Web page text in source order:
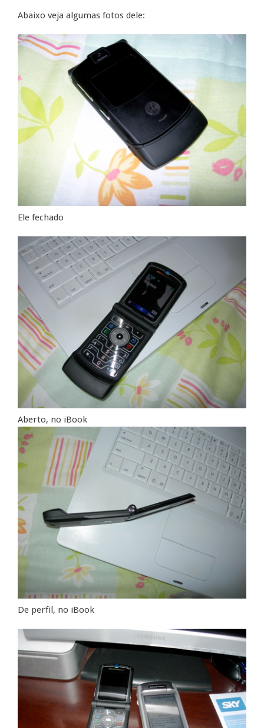
Abaixo veja algumas fotos dele:
Ele fechado
Aberto, no iBook
De perfil, no iBook